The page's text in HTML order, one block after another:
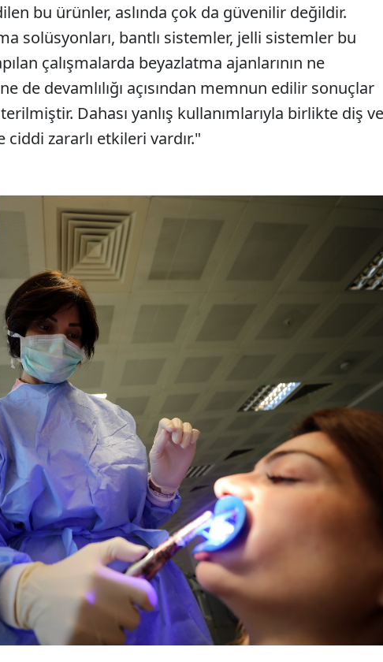
bu ürünler, aslında çok da güvenilir değildir.
solüsyonları, bantlı sistemler, jelli sistemler bu
çalışmalarda beyazlatma ajanlarının ne
de devamlılığı açısından memnun edilir sonuçlar
Dahası yanlış kullanımlarıyla birlikte diş ve
zararlı etkileri vardır."